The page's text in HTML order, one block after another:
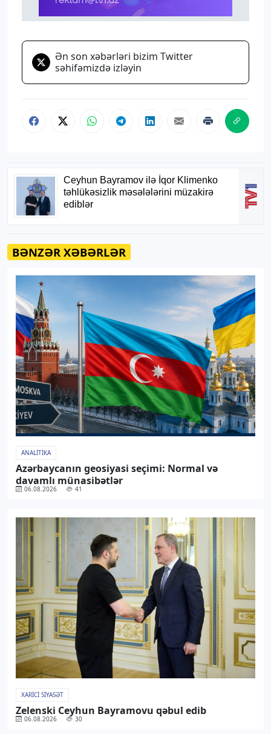
Ən son xəbərləri bizim Twitter
səhifəmizdə izləyin
BƏNZƏR XƏBƏRLƏR
ANALITIKA
Azərbaycanın geosiyasi seçimi: Normal və
davamlı münasibətlər
06.08.2026 41
XARICI SIYASƏT
Zelenski Ceyhun Bayramovu qəbul edib
06.08.2026 30